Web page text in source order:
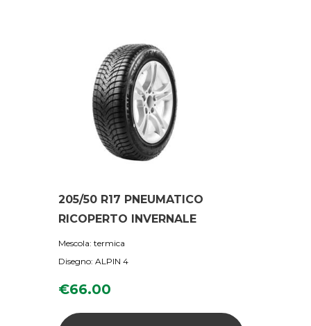
205/50 R17 PNEUMATICO
RICOPERTO INVERNALE
Mescola: termica
Disegno: ALPIN 4
€66.00